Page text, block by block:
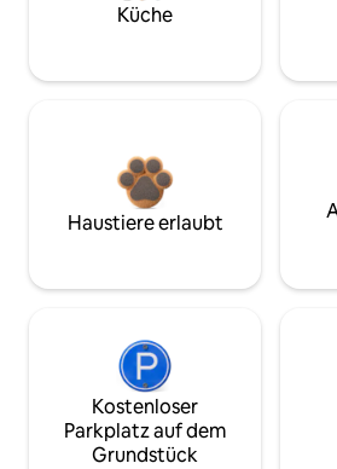
Küche
Haustiere erlaubt
Kostenloser
Parkplatz auf dem
Grundstück